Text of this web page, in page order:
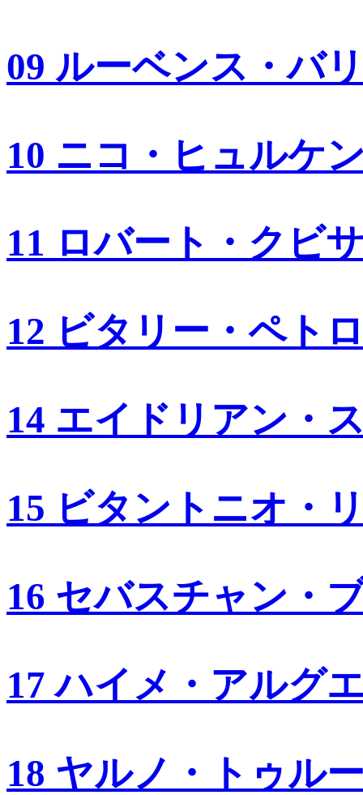
09 ルーベンス・バ
10 ニコ・ヒュルケ
11 ロバート・クビ
12 ビタリー・ペト
14 エイドリアン・
15 ビタントニオ・
16 セバスチャン・
17 ハイメ・アルグ
18 ヤルノ・トゥル